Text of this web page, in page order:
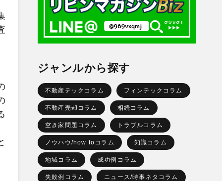
ジャンルから探す
不動産テックコラム フィンテックコラム
不動産売却コラム 相続コラム
空き家問題コラム トラブルコラム
ノウハウ/how toコラム 知識コラム
地域コラム 成功例コラム
失敗例コラム ニュース/時事ネタコラム